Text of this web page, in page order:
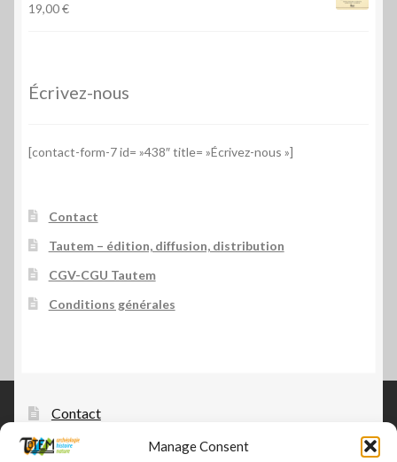
Manage Consent
19,00€
Écrivez-nous
[contact-form-7 id= »438″ title= »Écrivez-nous »]
Contact
Tautem – édition, diffusion, distribution
CGV-CGU Tautem
Conditions générales
Contact
Tautem – édition, diffusion, distribution